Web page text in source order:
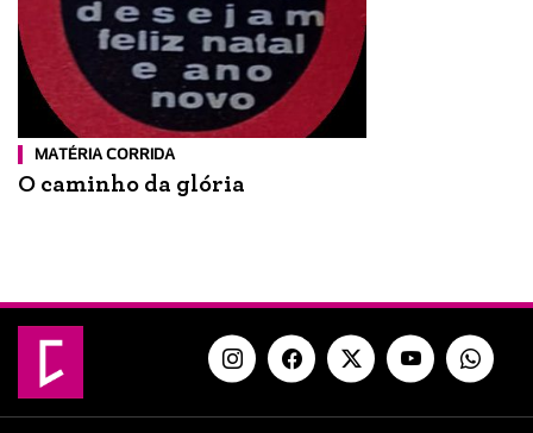
MATÉRIA CORRIDA
O caminho da glória